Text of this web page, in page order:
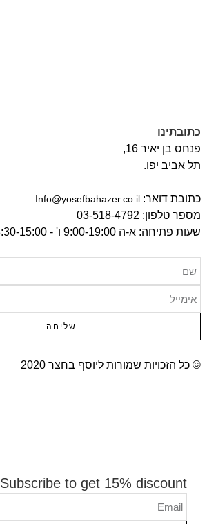
כתובתינו
פנחס בן יאיר 16,
תל אביב יפו.
כתובת דואר:‫Info@yosefbahazer.co.il‬
מספר טלפון: 03-518-4792
שעות פתיחה: א-ה 9:00-19:00 ו' - 8:30-15:00
שליחה
© כל הזכויות שמורות ליוסף בחצר 2020​
Subscribe to get 15% discount